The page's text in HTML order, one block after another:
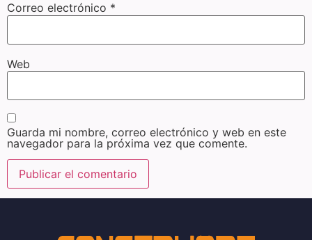
Correo electrónico *
Web
Guarda mi nombre, correo electrónico y web en este
navegador para la próxima vez que comente.